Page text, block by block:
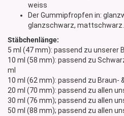
weiss
Der Gummipfropfen in:
glanzschwarz, mattschwarz.
Stäbchenlänge:
5 ml (47 mm): passend zu unserer
10 ml (58 mm): passend zu
ml
10 ml (62 mm): passend zu Braun-
20 ml (70 mm): passend zu allen
30 ml (76 mm); passend zu allen
50 ml (88 mm); passend zu allen